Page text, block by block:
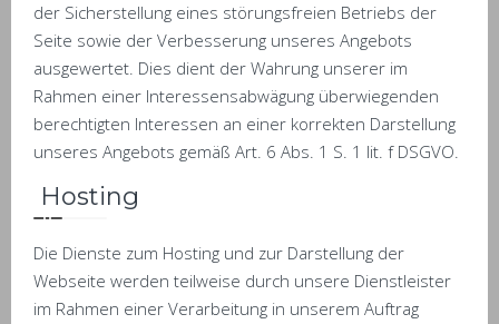
der Sicherstellung eines störungsfreien Betriebs der
Seite sowie der Verbesserung unseres Angebots
ausgewertet. Dies dient der Wahrung unserer im
Rahmen einer Interessensabwägung überwiegenden
berechtigten Interessen an einer korrekten Darstellung
unseres Angebots gemäß Art. 6 Abs. 1 S. 1 lit. f DSGVO.
Hosting
Die Dienste zum Hosting und zur Darstellung der
Webseite werden teilweise durch unsere Dienstleister
im Rahmen einer Verarbeitung in unserem Auftrag